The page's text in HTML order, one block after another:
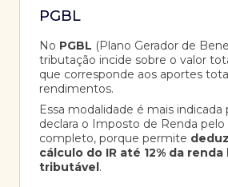
PGBL
No PGBL (Plano Gerador de
tributação incide sobre o valor
que corresponde aos aportes
rendimentos.
Essa modalidade é mais indicada
declara o Imposto de Renda
completo, porque permite
cálculo do IR até 12% da
tributável.